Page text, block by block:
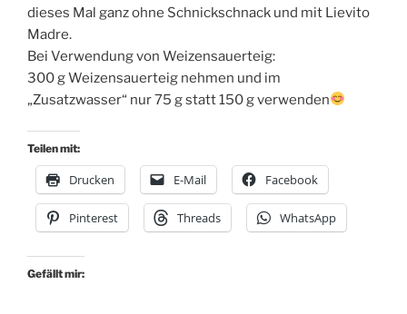
dieses Mal ganz ohne Schnickschnack und mit Lievito
Madre.
Bei Verwendung von Weizensauerteig:
300 g Weizensauerteig nehmen und im
„Zusatzwasser“ nur 75 g statt 150 g verwenden
Teilen mit:
Drucken E-Mail Facebook
Pinterest Threads WhatsApp
Gefällt mir: